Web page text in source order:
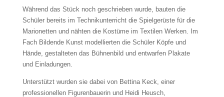
Während das Stück noch geschrieben wurde, bauten die
Schüler bereits im Technikunterricht die Spielgerüste für die
Marionetten und nähten die Kostüme im Textilen Werken. Im
Fach Bildende Kunst modellierten die Schüler Köpfe und
Hände, gestalteten das Bühnenbild und entwarfen Plakate
und Einladungen.
Unterstützt wurden sie dabei von Bettina Keck, einer
professionellen Figurenbauerin und Heidi Heusch,